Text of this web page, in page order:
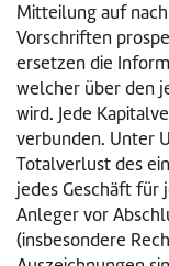
Mitteilung auf
Vorschriften
ersetzen die
welcher über den
wird. Jede
verbunden. Unter
Totalverlust des
jedes Geschäft für
Anleger vor
(insbesondere